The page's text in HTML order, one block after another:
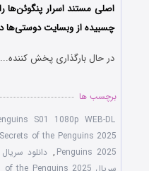
اصلی مستند اسرار پنگوئن‌ها
چسبیده از وبسایت دوستی‌ها
در حال بارگذاری پخش کننده...
برچسب ها
S01 1080p WEB-DL
Secrets of the Penguins 2025
Penguins 2025
, دانلود سریال